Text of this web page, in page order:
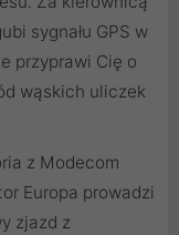
sygnału GPS w
przyprawi Cię o
wąskich uliczek
z Modecom
Europa prowadzi
zjazd z